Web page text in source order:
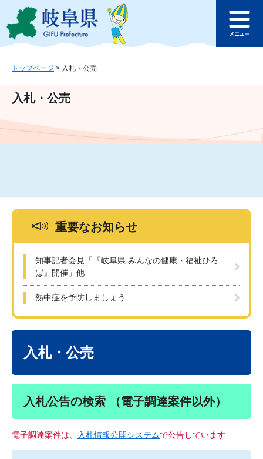
ジ
ュ
文
このページの本文へ
ュ
トップページ > 入札・公売
入札・公売
重要なお知らせ
知事記者会見「『岐阜県 みんなの健康・福祉ひろ
ば』開催」他
熱中症を予防しましょう
入札・公売
入札公告の検索 （電子調達案件以外）
電子調達案件は、 入札情報公開システムで公告しています